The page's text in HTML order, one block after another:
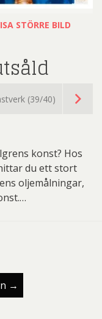
STÖRRE BILD
(39/40)
konst? Hos
du ett stort
oljemålningar,
→